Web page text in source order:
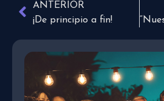
ANTERIOR
¡De principio a fin!